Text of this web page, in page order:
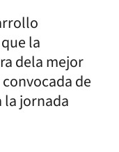
la
dela mejor
de
la jornada